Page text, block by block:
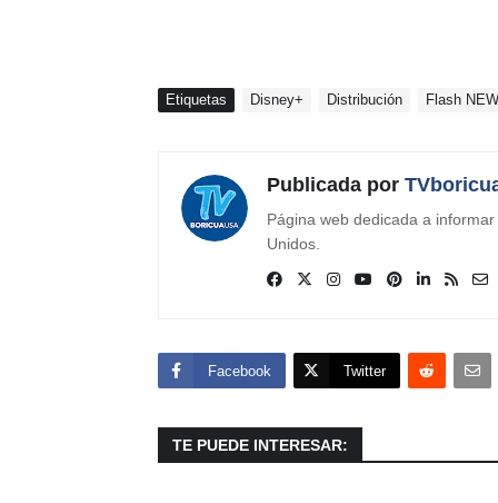
Etiquetas Disney+ Distribución Flash
Publicada por
Página web dedicada a
Unidos.
Facebook Twitter
TE PUEDE INTERESAR: